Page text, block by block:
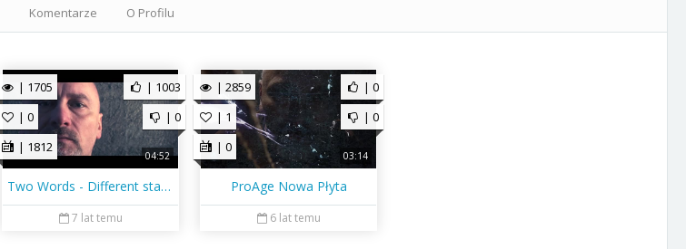
Komentarze O Profilu
| 1705
| 0
| 1812
| 1003
| 0
04:52
Two Words - Different state of reality
7 lat temu
| 2859
| 1
| 0
| 0
| 0
03:14
ProAge Nowa Płyta
6 lat temu